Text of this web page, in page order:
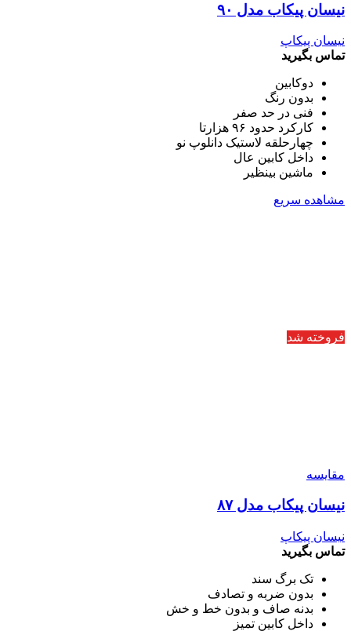
نیسان پیکاب مدل ۹۰
نیسان پیکاپ
تماس بگیرید
دوکابین
بدون رنگ
فنی در حد صفر
کارکرد حدود ۹۶ هزارتا
چهارحلقه لاستیک دانلوپ نو
داخل کابین عال
ماشین بینظیر
مشاهده سریع
فروخته شد
مقایسه
نیسان پیکاب مدل ۸۷
نیسان پیکاپ
تماس بگیرید
تک برگ سند
بدون ضربه و تصادف
بدنه صاف و بدون خط و خش
داخل کابین تمیز